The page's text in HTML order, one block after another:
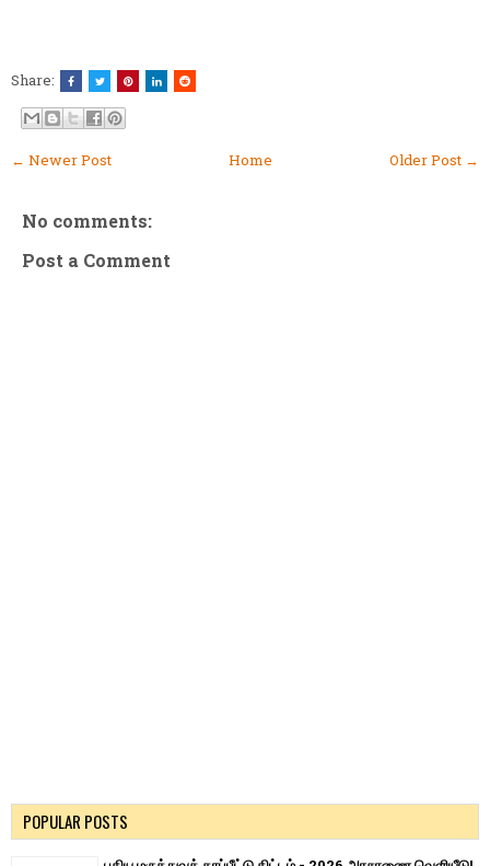
Share:
← Newer Post Older Post →
Home
No comments:
Post a Comment
POPULAR POSTS